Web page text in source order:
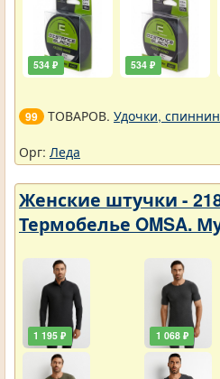
534 ₽ 534 ₽
99 ТОВАРОВ. Удочки,
Орг: Леда
Женские штучки -
Термобелье OMSA.
1 195 ₽ 1 068 ₽